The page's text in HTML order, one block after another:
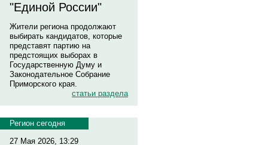
"Единой России"
Жители региона продолжают
выбирать кандидатов, которые
представят партию на
предстоящих выборах в
Государственную Думу и
Законодательное Собрание
Приморского края.
статьи раздела
Регион сегодня
27 Мая 2026, 13:29